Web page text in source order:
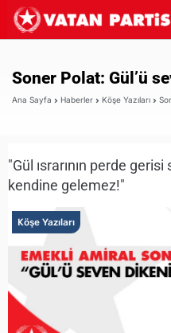
Soner Polat: Gül’ü
Ana Sayfa Haberler Köşe Yazıları
"Gül ısrarının perde
kendine gelemez!"
Köşe Yazıları